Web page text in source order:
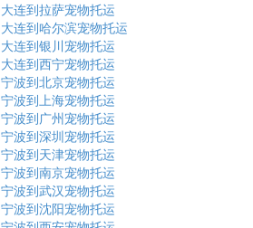
大连到拉萨宠物托运
大连到哈尔滨宠物托运
大连到银川宠物托运
大连到西宁宠物托运
宁波到北京宠物托运
宁波到上海宠物托运
宁波到广州宠物托运
宁波到深圳宠物托运
宁波到天津宠物托运
宁波到南京宠物托运
宁波到武汉宠物托运
宁波到沈阳宠物托运